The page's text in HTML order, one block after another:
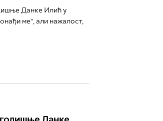
Данке Илић у
ме", али нажалост,